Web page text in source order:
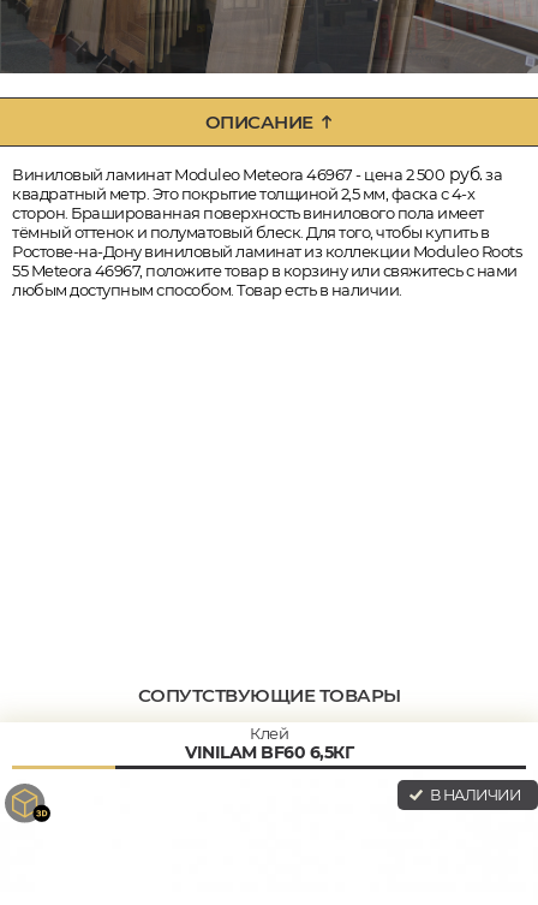
ОПИСАНИЕ
Виниловый ламинат Moduleo Meteora 46967 - цена 2 500 руб.за
квадратный метр. Это покрытие толщиной 2,5 мм, фаска с 4-х
сторон. Брашированная поверхность винилового пола имеет
тёмный оттенок и полуматовый блеск. Для того, чтобы купить в
Ростове-на-Дону виниловый ламинат из коллекции Moduleo Roots
55 Meteora 46967, положите товар в корзину или свяжитесь с нами
любым доступным способом. Товар есть в наличии.
СОПУТСТВУЮЩИЕ ТОВАРЫ
Клей
VINILAM BF60 6,5КГ
В НАЛИЧИИ